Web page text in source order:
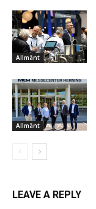
Allmänt
Allmänt
LEAVE A REPLY